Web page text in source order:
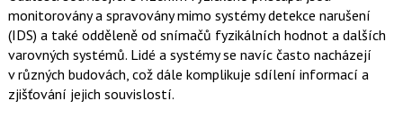
monitorovány a spravovány mimo systémy detekce narušení
(IDS) a také odděleně od snímačů fyzikálních hodnot a dalších
varovných systémů. Lidé a systémy se navíc často nacházejí
v různých budovách, což dále komplikuje sdílení informací a
zjišťování jejich souvislostí.